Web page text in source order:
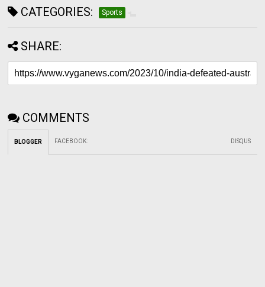
CATEGORIES: Sports
SHARE:
COMMENTS
BLOGGER FACEBOOK: DISQUS